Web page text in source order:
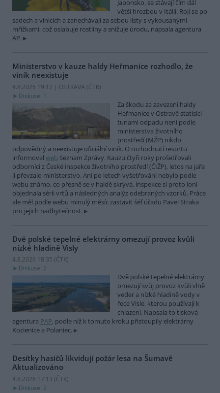
Japonsko, se stávají čím dál
větší hrozbou v Itálii. Rojí se po
sadech a vinicích a zanechávají za sebou listy s vykousanými
mřížkami, což oslabuje rostliny a snižuje úrodu, napsala agentura
AP.
Ministerstvo v kauze haldy Heřmanice rozhodlo, že
viník neexistuje
4.8.2026 19:12 | OSTRAVA (ČTK)
Diskuse: 1
Za škodu za zavezení haldy
Heřmanice v Ostravě statisíci
tunami odpadu není podle
ministerstva životního
prostředí (MŽP) nikdo
odpovědný a neexistuje oficiální viník. O rozhodnutí resortu
informoval web Seznam Zprávy. Kauzu čtyři roky prošetřovali
odborníci z České inspekce životního prostředí (ČIŽP), letos na jaře
ji převzalo ministerstvo. Ani po letech vyšetřování nebylo podle
webu známo, co přesně se v haldě skrývá, inspekce si proto loni
objednala sérii vrtů a následných analýz odebraných vzorků. Práce
ale měl podle webu minulý měsíc zastavit šéf úřadu Pavel Straka
pro jejich nadbytečnost.
Dvě polské tepelné elektrárny omezují provoz kvůli
nízké hladině Visly
4.8.2026 18:35 (ČTK)
Diskuse: 2
Dvě polské tepelné elektrárny
omezují svůj provoz kvůli vlně
veder a nízké hladině vody v
řece Visle, kterou používají k
chlazení. Napsala to tisková
agentura PAP, podle níž k tomuto kroku přistoupily elektrárny
Kozienice a Polaniec.
Desítky hasičů likvidují požár lesa na Šumavě
Aktualizováno
4.8.2026 17:13 (ČTK)
Diskuse: 2